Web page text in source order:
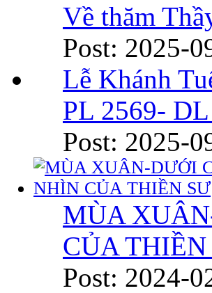
Về thăm
Post: 2025-
Lễ Khánh
PL 2569-
Post: 2025-
MÙA
CỦA
Post: 2024-